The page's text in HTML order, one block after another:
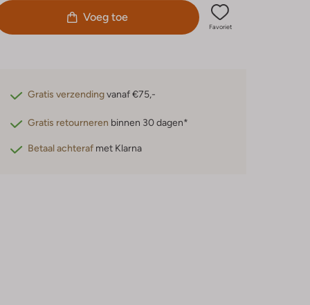
Voeg toe
Favoriet
Gratis verzendingvanaf €75,-
Gratis retourneren binnen 30 dagen*
Betaal achteraf met Klarna